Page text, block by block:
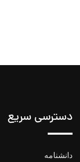
دسترسی سریع
دانشنامه